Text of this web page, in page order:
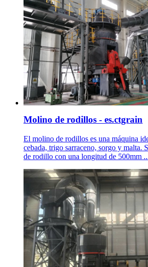
Molino de rodillos - es.ctgrain
El molino de rodillos es una máquina
cebada, trigo sarraceno, sorgo y malta.
de rodillo con una longitud de 500mm